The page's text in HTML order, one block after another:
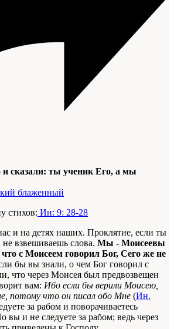
сказали: ты ученик Его, а мы
блаженный
стихов: Ин: 9: 28-28
и на детях наших. Проклятие, если ты
не взвешиваешь слова. Мы - Моисеевы
с Моисеем говорил Бог, Сего же не
бы вы знали, о чем Бог говорил с
что через Моисея был предвозвещен
вам: Ибо если бы верили Моисею,
потому что он писал обо Мне (Ин.
за рабом и поворачиваетесь
вы и не следуете за рабом; ведь через